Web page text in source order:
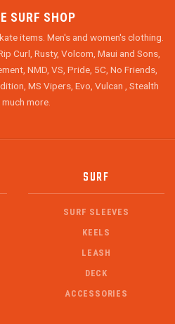
SURF SHOP
items. Men's and women's clothing.
Curl, Rusty, Volcom, Maui and Sons,
NMD, VS, Pride, 5C, No Friends,
MS Vipers, Evo, Vulcan , Stealth
much more.
SURF
SURF SLEEVES
KEELS
LEASH
DECK
ACCESSORIES